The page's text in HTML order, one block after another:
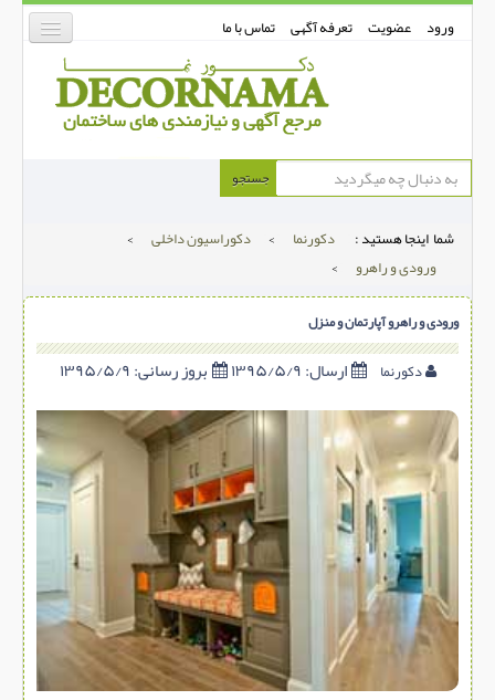
ورود عضویت تعرفه آگهی تماس با ما
دکورنما
دیوارپوش
دکوراسیون داخلی
درب و پنجره
بتن-بتون
شهری ترافیکی
ساخت و ساز
مصالح ساختمانی
سازه پیش ساخته
سنگ ساختمانی
عایق ساختمان
سرویس بهداشتی
پله,نرده,حفاظ
جستجو
شما اینجا هستید : دکورنما > دکوراسیون داخلی
>
ورودی و راهرو
>
ورودی و راهرو آپارتمان و منزل
دکورنما ارسال:۱۳۹۵/۵/۹ بروز رسانی: